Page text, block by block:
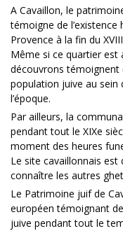
A Cavaillon, le
témoigne de l’existence
Provence à la fin du
Même si ce quartier est
découvrons témoignent
population juive au sein
l’époque.
Par ailleurs, la
pendant tout le XIXe
moment des heures
Le site cavaillonnais est
connaître les autres
Le Patrimoine juif de
européen témoignant
juive pendant tout le